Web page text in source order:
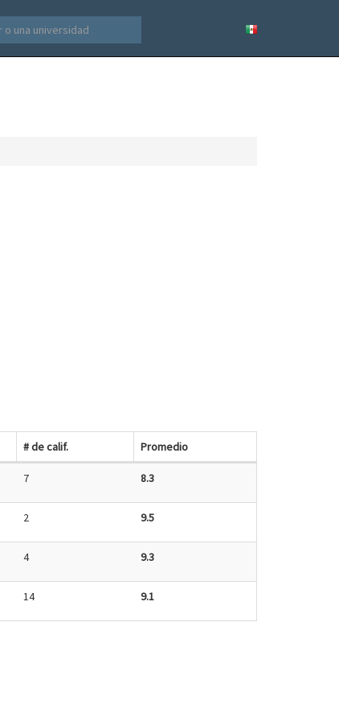
# de calif. Promedio
7 8.3
2 9.5
4 9.3
14 9.1